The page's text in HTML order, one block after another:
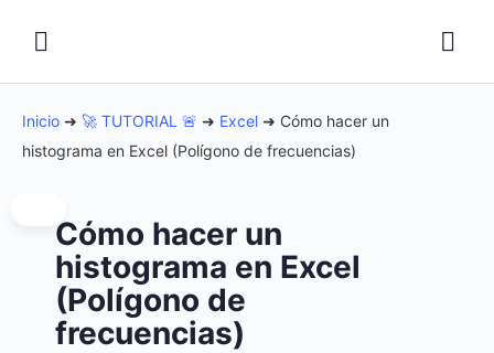
Inicio ➜ 🚀 TUTORIAL 🚨 ➜ Excel ➜ Cómo hacer un
histograma en Excel (Polígono de frecuencias)
Cómo hacer un
histograma en Excel
(Polígono de
frecuencias)